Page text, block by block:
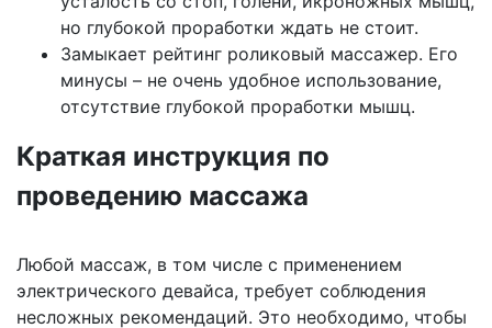
но глубокой проработки ждать не стоит.
Замыкает рейтинг роликовый массажер. Его
минусы – не очень удобное использование,
отсутствие глубокой проработки мышц.
Краткая инструкция по
проведению массажа
Любой массаж, в том числе с применением
электрического девайса, требует соблюдения
несложных рекомендаций. Это необходимо, чтобы